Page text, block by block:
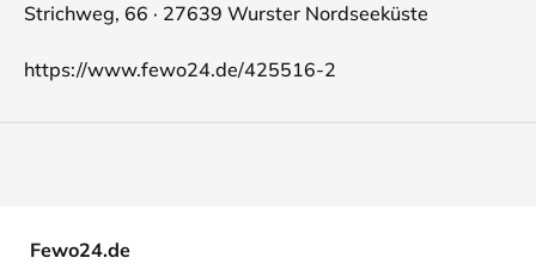
Strichweg, 66 · 27639 Wurster Nordseeküste
https://www.fewo24.de/425516-2
Fewo24.de